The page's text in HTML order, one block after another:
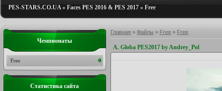
PES-STARS.CO.UA» Faces PES 2016 & PES 2017 » Free
Главная » Файлы » Free » Free
A. Globa PES2017 by Andrey_Pol
Чемпионаты
Free
Статистика сайта